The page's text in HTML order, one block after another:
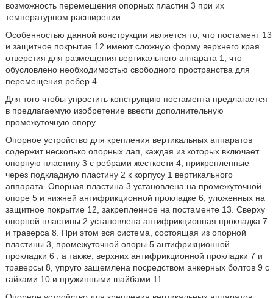
возможность перемещения опорных пластин 3 при их
температурном расширении.
Особенностью данной конструкции является то, что постамент 13
и защитное покрытие 12 имеют сложную форму верхнего края
отверстия для размещения вертикального аппарата 1, что
обусловлено необходимостью свободного пространства для
перемещения ребер 4.
Для того чтобы упростить конструкцию постамента предлагается
в предлагаемую изобретение ввести дополнительную
промежуточную опору.
Опорное устройство для крепления вертикальных аппаратов
содержит несколько опорных лап, каждая из которых включает
опорную пластину 3 с ребрами жесткости 4, прикрепленные
через подкладную пластину 2 к корпусу 1 вертикального
аппарата. Опорная пластина 3 установлена на промежуточной
опоре 5 и нижней антифрикционной прокладке 6, уложенных на
защитное покрытие 12, закрепленное на постаменте 13. Сверху
опорной пластины 2 установлена антифрикционная прокладка 7
и траверса 8. При этом вся система, состоящая из опорной
пластины 3, промежуточной опоры 5 антифрикционной
прокладки 6 , а также, верхних антифрикционной прокладки 7 и
траверсы 8, упруго защемлена посредством анкерных болтов 9 с
гайками 10 и пружинными шайбами 11.